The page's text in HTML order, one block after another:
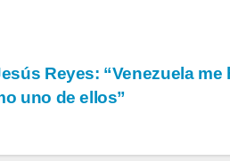
Reyes: “Venezuela me
uno de ellos”